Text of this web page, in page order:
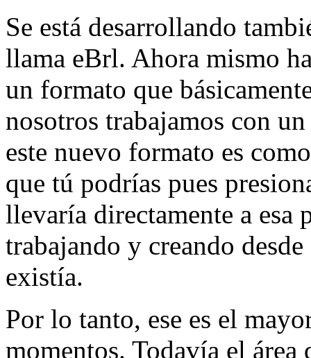
Se está desarrollando
llama eBrl. Ahora mismo
un formato que
nosotros trabajamos con
este nuevo formato es
que tú podrías pues
llevaría directamente a esa
trabajando y creando
existía.
Por lo tanto, ese es el
momentos. Todavía el